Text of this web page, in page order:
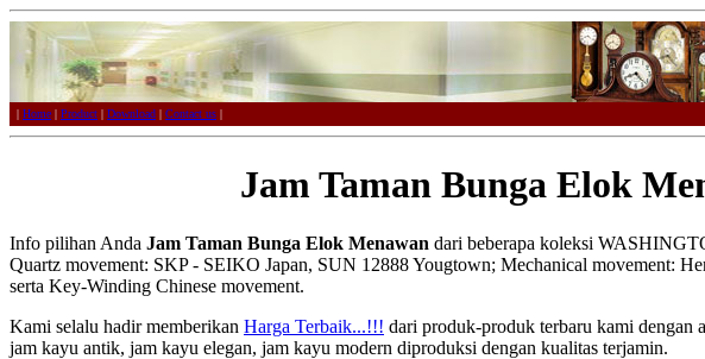
| Home | Product | Download | Contact us |
Jam Taman Bunga Elok
Info pilihan Anda Jam Taman Bunga Elok Menawan dari beberapa koleksi
Quartz movement: SKP - SEIKO Japan, SUN 12888 Yougtown; Mechanical movement:
serta Key-Winding Chinese movement.
Kami selalu hadir memberikan Harga Terbaik...!!! dari produk-produk terbaru kami dengan
jam kayu antik, jam kayu elegan, jam kayu modern diproduksi dengan kualitas terjamin.